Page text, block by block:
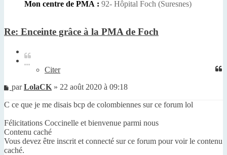
Mon centre de PMA : 92- Hôpital Foch (Suresnes)
Re: Enceinte grâce à la PMA de Foch
Citer
Message
lu
parLolaCK » 22 août 2020 à 09:18
C ce que je me disais bcp de colombiennes sur ce forum lol
Félicitations Coccinelle et bienvenue parmi nous
Contenu caché
Vous devez être inscrit et connecté sur ce forum pour voir le contenu
caché.